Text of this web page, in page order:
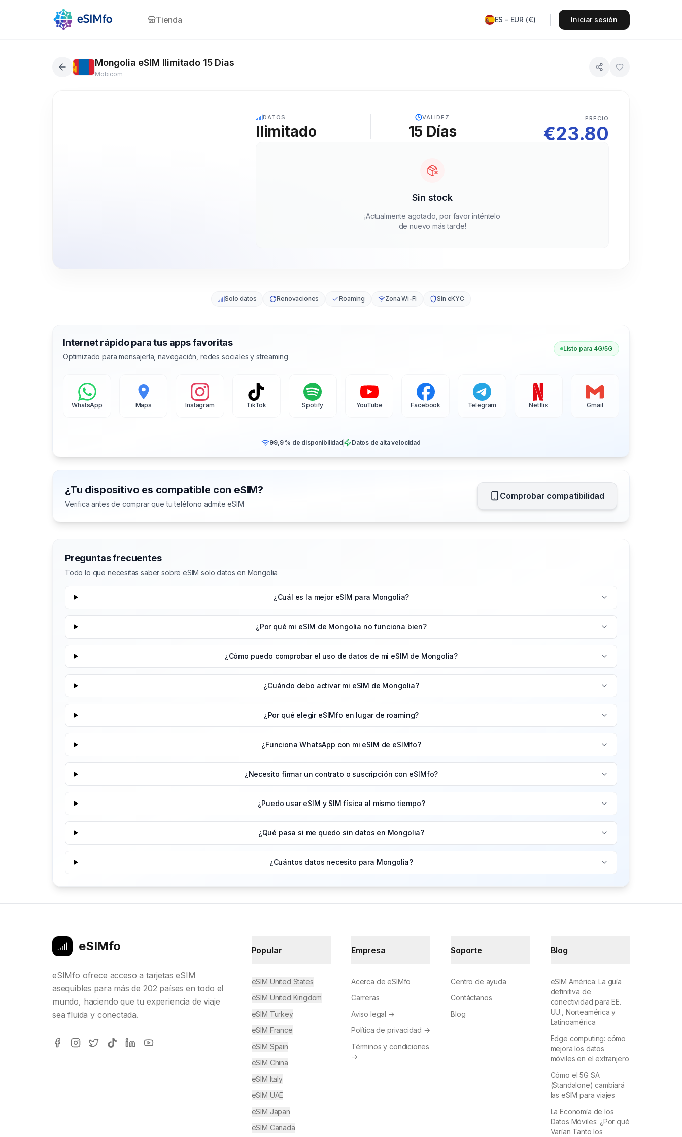
Tienda ES - EUR (€) Iniciar sesión
Mongolia eSIM Ilimitado 15 Días
Mobicom
DATOS
Ilimitado
VALIDEZ
15 Días
PRECIO
€23.80
Sin stock
¡Actualmente agotado, por favor inténtelo
de nuevo más tarde!
Solo datos Renovaciones Roaming Zona Wi-Fi Sin eKYC
Internet rápido para tus apps favoritas
Optimizado para mensajería, navegación, redes sociales y streaming
Listo para 4G/5G
WhatsApp Maps Instagram TikTok Spotify YouTube Facebook Telegram Netflix Gmail
99,9 % de disponibilidad Datos de alta velocidad
¿Tu dispositivo es compatible con eSIM?
Verifica antes de comprar que tu teléfono admite eSIM
Comprobar compatibilidad
Preguntas frecuentes
Todo lo que necesitas saber sobre eSIM solo datos en Mongolia
¿Cuál es la mejor eSIM para Mongolia?
¿Por qué mi eSIM de Mongolia no funciona bien?
¿Cómo puedo comprobar el uso de datos de mi eSIM de Mongolia?
¿Cuándo debo activar mi eSIM de Mongolia?
¿Por qué elegir eSIMfo en lugar de roaming?
¿Funciona WhatsApp con mi eSIM de eSIMfo?
¿Necesito firmar un contrato o suscripción con eSIMfo?
¿Puedo usar eSIM y SIM física al mismo tiempo?
¿Qué pasa si me quedo sin datos en Mongolia?
¿Cuántos datos necesito para Mongolia?
eSIMfo
eSIMfo ofrece acceso a tarjetas eSIM
asequibles para más de 202 países en todo el
mundo, haciendo que tu experiencia de viaje
sea fluida y conectada.
Popular
eSIM United States
eSIM United Kingdom
eSIM Turkey
eSIM France
eSIM Spain
eSIM China
eSIM Italy
eSIM UAE
eSIM Japan
eSIM Canada
Empresa
Acerca de eSIMfo
Carreras
Aviso legal →
Política de privacidad →
Términos y condiciones
→
Soporte
Centro de ayuda
Contáctanos
Blog
Blog
eSIM América: La guía
definitiva de
conectividad para EE.
UU., Norteamérica y
Latinoamérica
Edge computing: cómo
mejora los datos
móviles en el extranjero
Cómo el 5G SA
(Standalone) cambiará
las eSIM para viajes
La Economía de los
Datos Móviles: ¿Por qué
Varían Tanto los